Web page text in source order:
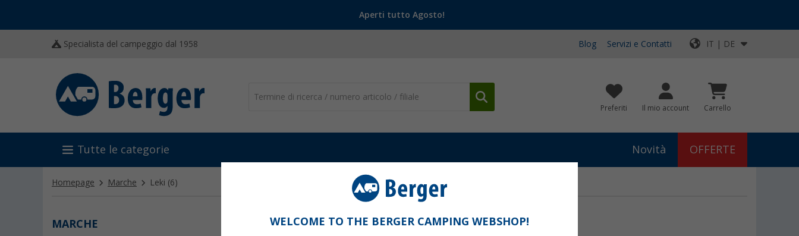
Aperti tutto Agosto!
Specialista del campeggio dal 1958 Blog Servizi e Contatti IT | DE
Preferiti Il mio account Carrello
Tutte le categorie Novità OFFERTE
Homepage Marche Leki (6)
MARCHE WELCOME TO THE BERGER CAMPING WEBSHOP!